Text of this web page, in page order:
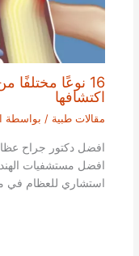
16 نوعًا
اكتشافها
مقالات طبية / بواسطة
افضل دكتور جراح
افضل مستشفيات
استشاري للعظام في